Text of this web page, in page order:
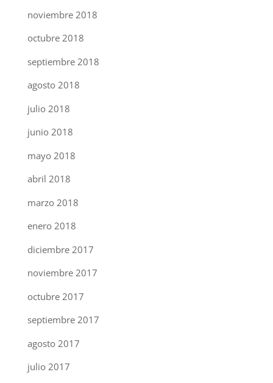
noviembre 2018
octubre 2018
septiembre 2018
agosto 2018
julio 2018
junio 2018
mayo 2018
abril 2018
marzo 2018
enero 2018
diciembre 2017
noviembre 2017
octubre 2017
septiembre 2017
agosto 2017
julio 2017